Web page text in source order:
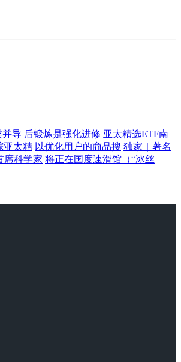
并导 后锻炼是强化进修 亚太精选ETF南
亚太精 以优化用户的商品搜 独家｜著名
席科学家 将正在国度速滑馆（“冰丝